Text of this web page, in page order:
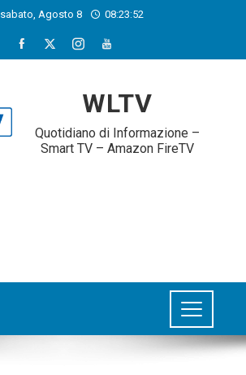
sabato, Agosto 8 08:23:53
WLTV
Quotidiano di Informazione –
Smart TV – Amazon FireTV